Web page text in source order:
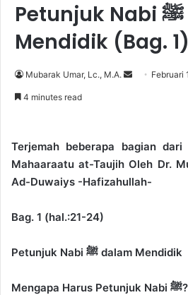
Petunjuk Nabi ﷺ dalam
Mendidik (Bag. 1)
Mubarak Umar, Lc., M.A.
a
n
e
Februari
4 minutes read
Terjemah beberapa bagian
Mahaaraatu at-Taujih Oleh Dr.
Ad-Duwaiys -Hafizahullah-
Bag. 1 (hal.:21-24)
Petunjuk Nabi ﷺ dalam Mendidik
Mengapa Harus Petunjuk Nabi ﷺ?